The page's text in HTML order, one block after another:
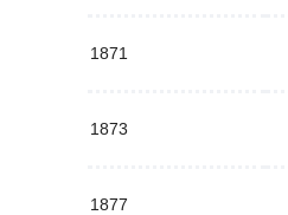
1871
1873
1877